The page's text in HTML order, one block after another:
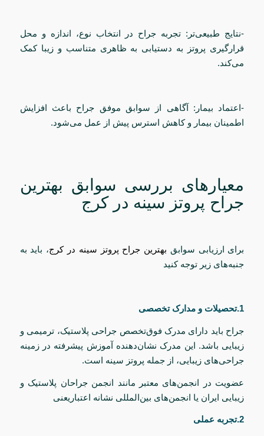
-نتایج طبیعی‌تر: تجربه جراح در انتخاب نوع، اندازه و محل
قرارگیری پروتز به دستیابی به ظاهری متناسب و زیبا کمک
می‌کند.
-اعتماد بیمار: آگاهی از سوابق موفق جراح باعث افزایش
اطمینان بیمار و کاهش استرس پیش از عمل می‌شود.
معیارهای بررسی سوابق بهترین
جراح پروتز سینه در کرج
برای ارزیابی سوابق بهترین جراح پروتز سینه در کرج، باید به
جنبه‌های زیر توجه کنید
1.تحصیلات و مدارک تخصصی
جراح باید دارای مدرک فوق‌تخصص جراحی پلاستیک، ترمیمی و
زیبایی باشد. این مدرک نشان‌دهنده آموزش پیشرفته در زمینه
جراحی‌های زیبایی، از جمله پروتز سینه است.
عضویت در انجمن‌های معتبر مانند انجمن جراحان پلاستیک و
زیبایی ایران یا انجمن‌های بین‌المللی نشانه اعتباریعنی
2.تجربه عملی